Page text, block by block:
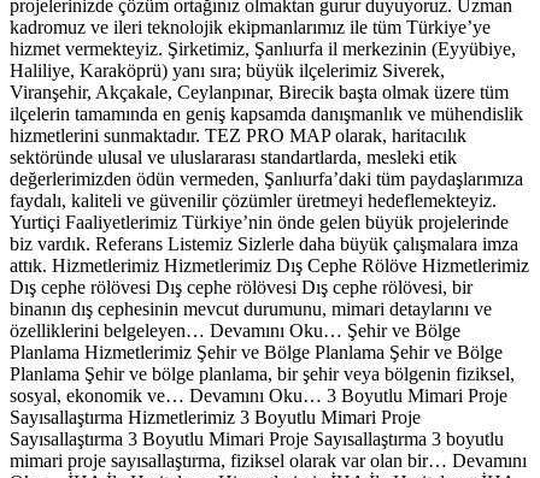
projelerinizde çözüm ortağınız olmaktan gurur duyuyoruz. Uzman
kadromuz ve ileri teknolojik ekipmanlarımız ile tüm Türkiye’ye
hizmet vermekteyiz. Şirketimiz, Şanlıurfa il merkezinin (Eyyübiye,
Haliliye, Karaköprü) yanı sıra; büyük ilçelerimiz Siverek,
Viranşehir, Akçakale, Ceylanpınar, Birecik başta olmak üzere tüm
ilçelerin tamamında en geniş kapsamda danışmanlık ve mühendislik
hizmetlerini sunmaktadır. TEZ PRO MAP olarak, haritacılık
sektöründe ulusal ve uluslararası standartlarda, mesleki etik
değerlerimizden ödün vermeden, Şanlıurfa’daki tüm paydaşlarımıza
faydalı, kaliteli ve güvenilir çözümler üretmeyi hedeflemekteyiz.
Yurtiçi Faaliyetlerimiz Türkiye’nin önde gelen büyük projelerinde
biz vardık. Referans Listemiz Sizlerle daha büyük çalışmalara imza
attık. Hizmetlerimiz Hizmetlerimiz Dış Cephe Rölöve Hizmetlerimiz
Dış cephe rölövesi Dış cephe rölövesi Dış cephe rölövesi, bir
binanın dış cephesinin mevcut durumunu, mimari detaylarını ve
özelliklerini belgeleyen… Devamını Oku… Şehir ve Bölge
Planlama Hizmetlerimiz Şehir ve Bölge Planlama Şehir ve Bölge
Planlama Şehir ve bölge planlama, bir şehir veya bölgenin fiziksel,
sosyal, ekonomik ve… Devamını Oku… 3 Boyutlu Mimari Proje
Sayısallaştırma Hizmetlerimiz 3 Boyutlu Mimari Proje
Sayısallaştırma 3 Boyutlu Mimari Proje Sayısallaştırma 3 boyutlu
mimari proje sayısallaştırma, fiziksel olarak var olan bir… Devamını